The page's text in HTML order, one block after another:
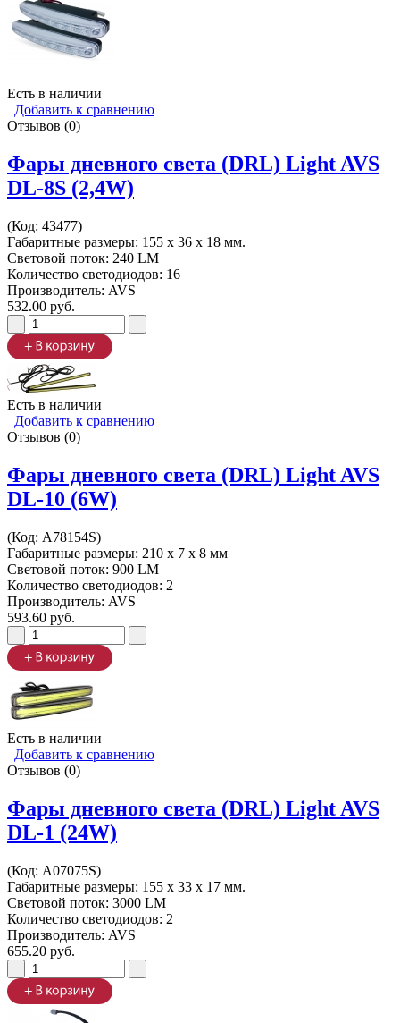
Есть в наличии
Добавить к сравнению
Отзывов (0)
Фары дневного света (DRL) Light AVS
DL-8S (2,4W)
(Код: 43477)
Габаритные размеры: 155 х 36 х 18 мм.
Световой поток: 240 LM
Количество светодиодов: 16
Производитель: AVS
532.00 руб.
Есть в наличии
Добавить к сравнению
Отзывов (0)
Фары дневного света (DRL) Light AVS
DL-10 (6W)
(Код: A78154S)
Габаритные размеры: 210 х 7 х 8 мм
Световой поток: 900 LM
Количество светодиодов: 2
Производитель: AVS
593.60 руб.
Есть в наличии
Добавить к сравнению
Отзывов (0)
Фары дневного света (DRL) Light AVS
DL-1 (24W)
(Код: A07075S)
Габаритные размеры: 155 x 33 x 17 мм.
Световой поток: 3000 LM
Количество светодиодов: 2
Производитель: AVS
655.20 руб.